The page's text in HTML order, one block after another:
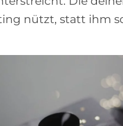
nützt, statt ihm